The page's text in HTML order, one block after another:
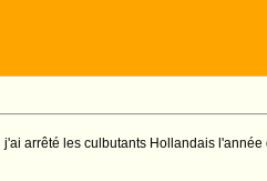
arrêté les culbutants Hollandais